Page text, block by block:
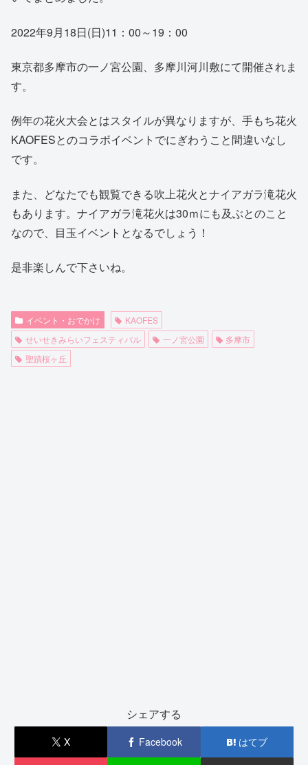
2022年9月18日(日)11：00～19：00
東京都多摩市の一ノ宮公園、多摩川河川敷にて開催されま
す。
例年の花火大会とはスタイルが異なりますが、手もち花火
KAOFESとのコラボイベントでにぎわうこと間違いなし
です。
また、どなたでも観覧できる吹上花火とナイアガラ滝花火
もあります。ナイアガラ滝花火は30ｍにも及ぶとのこと
なので、目玉イベントとなるでしょう！
是非楽しんで下さいね。
イベント・おでかけ
KAOFES
せいせきみらいフェスティバル
一ノ宮公園
多摩市
聖蹟桜ヶ丘
シェアする
X Facebook はてブ